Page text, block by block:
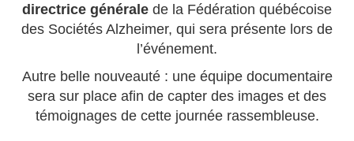
directrice générale de la Fédération québécoise
des Sociétés Alzheimer, qui sera présente lors de
l’événement.
Autre belle nouveauté : une équipe documentaire
sera sur place afin de capter des images et des
témoignages de cette journée rassembleuse.